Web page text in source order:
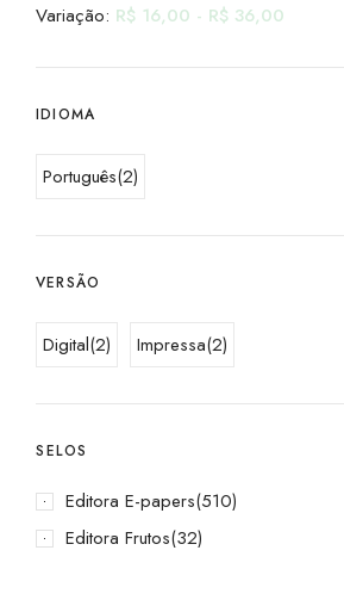
Variação: R$ 16,00 - R$ 36,00
IDIOMA
Português(2)
VERSÃO
Digital(2) Impressa(2)
SELOS
Editora E-papers(510)
Editora Frutos(32)